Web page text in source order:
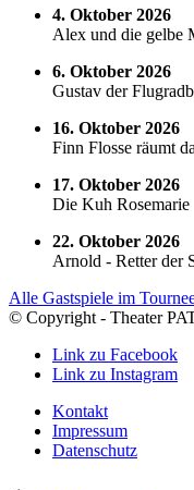
4. Oktober 2026
Alex und die gelbe
6. Oktober 2026
Gustav der
16. Oktober 2026
Finn Flosse räumt
17. Oktober 2026
Die Kuh Rosemarie
22. Oktober 2026
Arnold - Retter der
Alle Gastspiele im
© Copyright - Theater
Link zu Facebook
Link zu Instagram
Kontakt
Impressum
Datenschutz